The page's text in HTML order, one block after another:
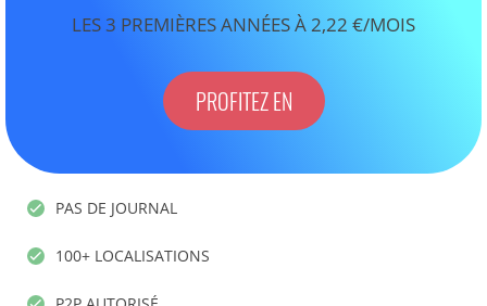
LES 3 PREMIÈRES ANNÉES À 2,22 €/MOIS
PROFITEZ EN
PAS DE JOURNAL
100+ LOCALISATIONS